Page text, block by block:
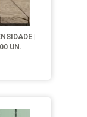
|
UN.